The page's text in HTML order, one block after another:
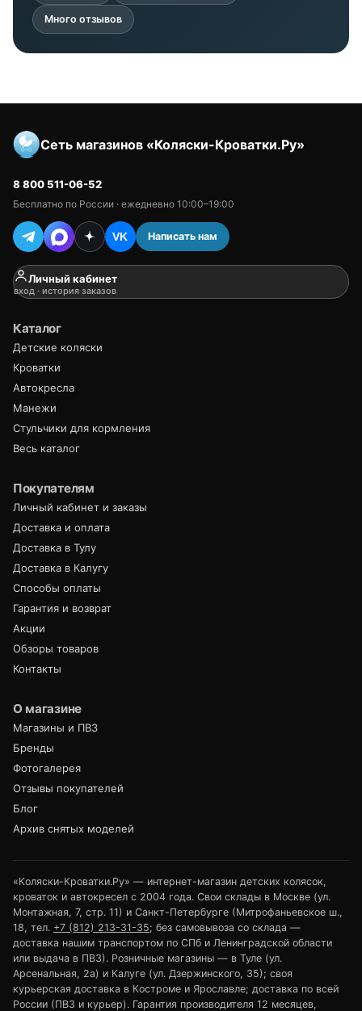
Много отзывов
Сеть магазинов «Коляски-Кроватки.Ру»
8 800 511-06-52
Бесплатно по России · ежедневно 10:00–19:00
VK Написать нам
Личный кабинет
вход · история заказов
Каталог
Детские коляски
Кроватки
Автокресла
Манежи
Стульчики для кормления
Весь каталог
Покупателям
Личный кабинет и заказы
Доставка и оплата
Доставка в Тулу
Доставка в Калугу
Способы оплаты
Гарантия и возврат
Акции
Обзоры товаров
Контакты
О магазине
Магазины и ПВЗ
Бренды
Фотогалерея
Отзывы покупателей
Блог
Архив снятых моделей
«Коляски-Кроватки.Ру» — интернет-магазин детских колясок,
кроваток и автокресел с 2004 года. Свои склады в Москве (ул.
Монтажная, 7, стр. 11) и Санкт-Петербурге (Митрофаньевское ш.,
18, тел. +7 (812) 213-31-35; без самовывоза со склада —
доставка нашим транспортом по СПб и Ленинградской области
или выдача в ПВЗ). Розничные магазины — в Туле (ул.
Арсенальная, 2а) и Калуге (ул. Дзержинского, 35); своя
курьерская доставка в Костроме и Ярославле; доставка по всей
России (ПВЗ и курьер). Гарантия производителя 12 месяцев,